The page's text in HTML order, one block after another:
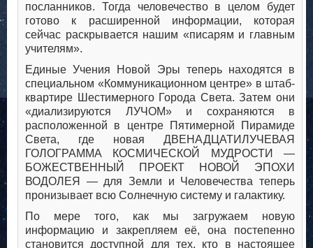
посланников. Тогда человечество в целом будет
готово к расширенной информации, которая
сейчас раскрывается нашим «писарям и главным
учителям».
Единые Учения Новой Эры теперь находятся в
специальном «Коммуникационном центре» в штаб-
квартире Шестимерного Города Света. Затем они
«диализируются ЛУЧОМ» и сохраняются в
расположенной в центре Пятимерной Пирамиде
Света, где новая ДВЕНАДЦАТИЛУЧЕВАЯ
ГОЛОГРАММА КОСМИЧЕСКОЙ МУДРОСТИ —
БОЖЕСТВЕННЫЙ ПРОЕКТ НОВОЙ ЭПОХИ
ВОДОЛЕЯ — для Земли и Человечества теперь
пронизывает всю Солнечную систему и галактику.
По мере того, как мы загружаем новую
информацию и закрепляем её, она постепенно
становится доступной для тех, кто в настоящее